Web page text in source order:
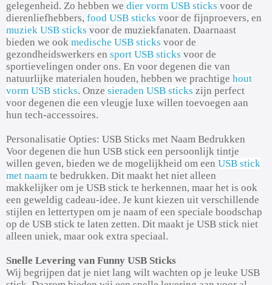
gelegenheid. Zo hebben we dier vorm USB sticks voor de
dierenliefhebbers, food USB sticks voor de fijnproevers, en
muziek USB sticks voor de muziekfanaten. Daarnaast
bieden we ook medische USB sticks voor de
gezondheidswerkers en sport USB sticks voor de
sportievelingen onder ons. En voor degenen die van
natuurlijke materialen houden, hebben we prachtige hout
vorm USB sticks. Onze sieraden USB sticks zijn perfect
voor degenen die een vleugje luxe willen toevoegen aan
hun tech-accessoires.
Personalisatie Opties: USB Sticks met Naam Bedrukken
Voor degenen die hun USB stick een persoonlijk tintje
willen geven, bieden we de mogelijkheid om een USB stick
met naam te bedrukken. Dit maakt het niet alleen
makkelijker om je USB stick te herkennen, maar het is ook
een geweldig cadeau-idee. Je kunt kiezen uit verschillende
stijlen en lettertypen om je naam of een speciale boodschap
op de USB stick te laten zetten. Dit maakt je USB stick niet
alleen uniek, maar ook extra speciaal.
Snelle Levering van Funny USB Sticks
Wij begrijpen dat je niet lang wilt wachten op je leuke USB